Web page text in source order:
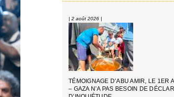
| 2 août 2026 |
TÉMOIGNAGE D’ABU AMIR, LE 1ER
– GAZA N’A PAS BESOIN DE